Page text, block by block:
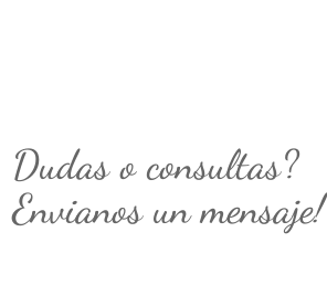
Dudas o consultas?
Envianos un mensaje!